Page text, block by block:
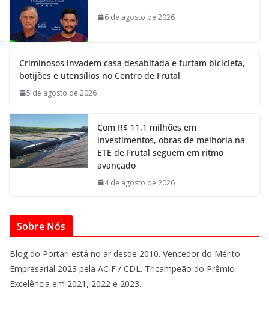
6 de agosto de 2026
Criminosos invadem casa desabitada e furtam bicicleta,
botijões e utensílios no Centro de Frutal
5 de agosto de 2026
Com R$ 11,1 milhões em
investimentos, obras de melhoria na
ETE de Frutal seguem em ritmo
avançado
4 de agosto de 2026
Sobre Nós
Blog do Portari está no ar desde 2010. Vencedor do Mérito
Empresarial 2023 pela ACIF / CDL. Tricampeão do Prêmio
Excelência em 2021, 2022 e 2023.